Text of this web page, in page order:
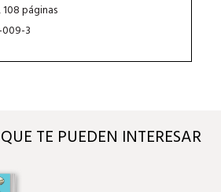
páginas
009-3
TE PUEDEN INTERESAR